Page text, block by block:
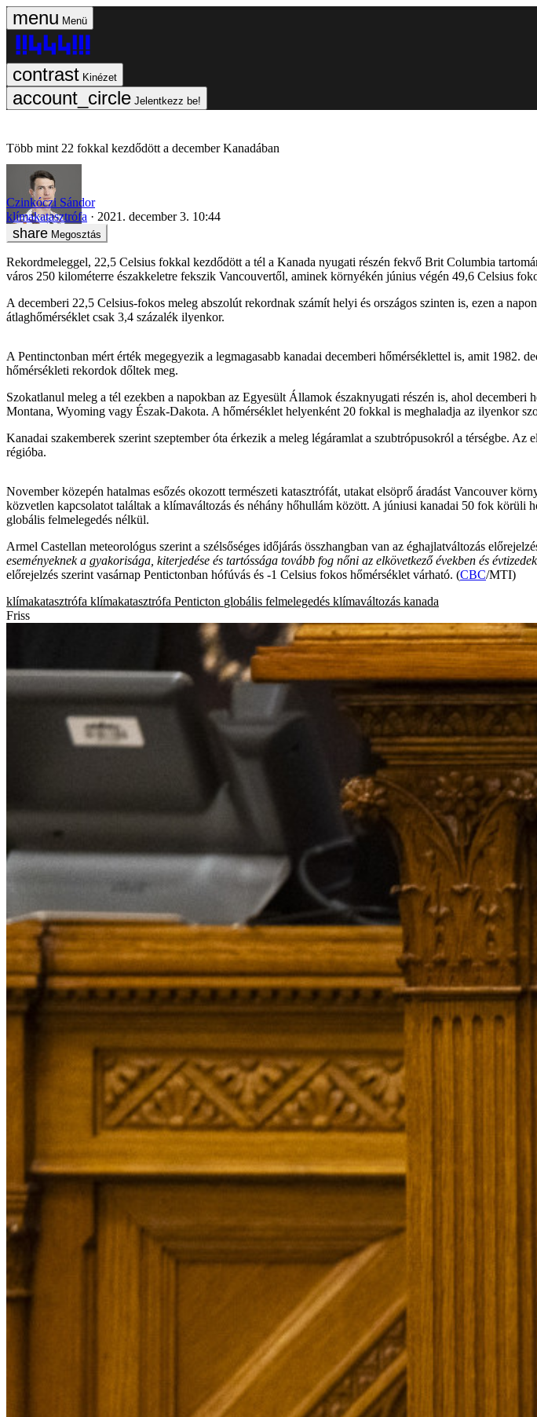
Menü
Kinézet
Jelentkezz be!
Több mint 22 fokkal kezdődött a december Kanadában
Czinkóczi Sándor
klímakatasztrófa
2021. december 3. 10:44
Megosztás
Rekordmeleggel, 22,5 Celsius fokkal kezdődött a tél a Kanada nyugati részén fekvő Brit Columbia
város 250 kilométerre északkeletre fekszik Vancouvertől, aminek környékén június végén 49,6 Celsius
A decemberi 22,5 Celsius-fokos meleg abszolút rekordnak számít helyi és országos szinten is, ezen a
átlaghőmérséklet csak 3,4 százalék ilyenkor.
A Pentinctonban mért érték megegyezik a legmagasabb kanadai decemberi hőmérséklettel is, amit
hőmérsékleti rekordok dőltek meg.
Szokatlanul meleg a tél ezekben a napokban az Egyesült Államok északnyugati részén is, ahol
Montana, Wyoming vagy Észak-Dakota. A hőmérséklet helyenként 20 fokkal is meghaladja az ilyenkor
Kanadai szakemberek szerint szeptember óta érkezik a meleg légáramlat a szubtrópusokról a térségbe.
régióba.
November közepén hatalmas esőzés okozott természeti katasztrófát, utakat elsöprő áradást Vancouver
közvetlen kapcsolatot találtak a klímaváltozás és néhány hőhullám között. A júniusi kanadai 50 fok körüli
globális felmelegedés nélkül.
Armel Castellan meteorológus szerint a szélsőséges időjárás összhangban van az éghajlatváltozás
eseményeknek a gyakorisága, kiterjedése és tartóssága tovább fog nőni az elkövetkező években és
előrejelzés szerint vasárnap Pentictonban hófúvás és -1 Celsius fokos hőmérséklet várható. (CBC/MTI)
klímakatasztrófa klímakatasztrófa Penticton globális felmelegedés klímaváltozás kanada
Friss